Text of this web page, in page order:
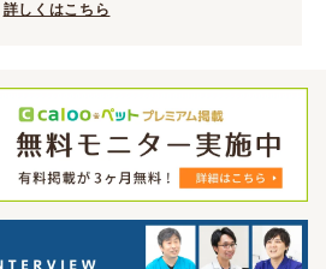
詳しくはこちら